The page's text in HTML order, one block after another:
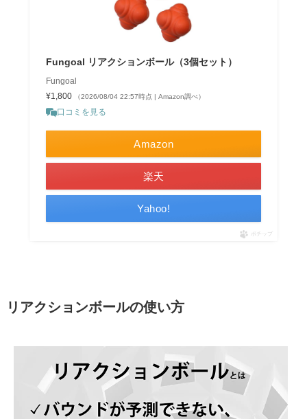
Fungoal リアクションボール（3個セット）
Fungoal
¥1,800
（2026/08/04 22:57時点 | Amazon調べ）
口コミを見る
Amazon
楽天
Yahoo!
ポチップ
リアクションボールの使い方